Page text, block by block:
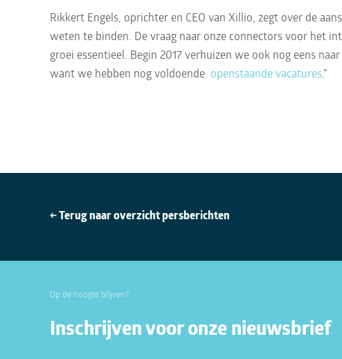
Rikkert Engels, oprichter en CEO van Xillio, zegt over de
weten te binden. De vraag naar onze connectors voor het
groei essentieel. Begin 2017 verhuizen we ook nog eens
want we hebben nog voldoende openstaande vacatures.”
← Terug naar overzicht persberichten
Op de hoogte blijven?
Inschrijven voor onze nieuwsbrief